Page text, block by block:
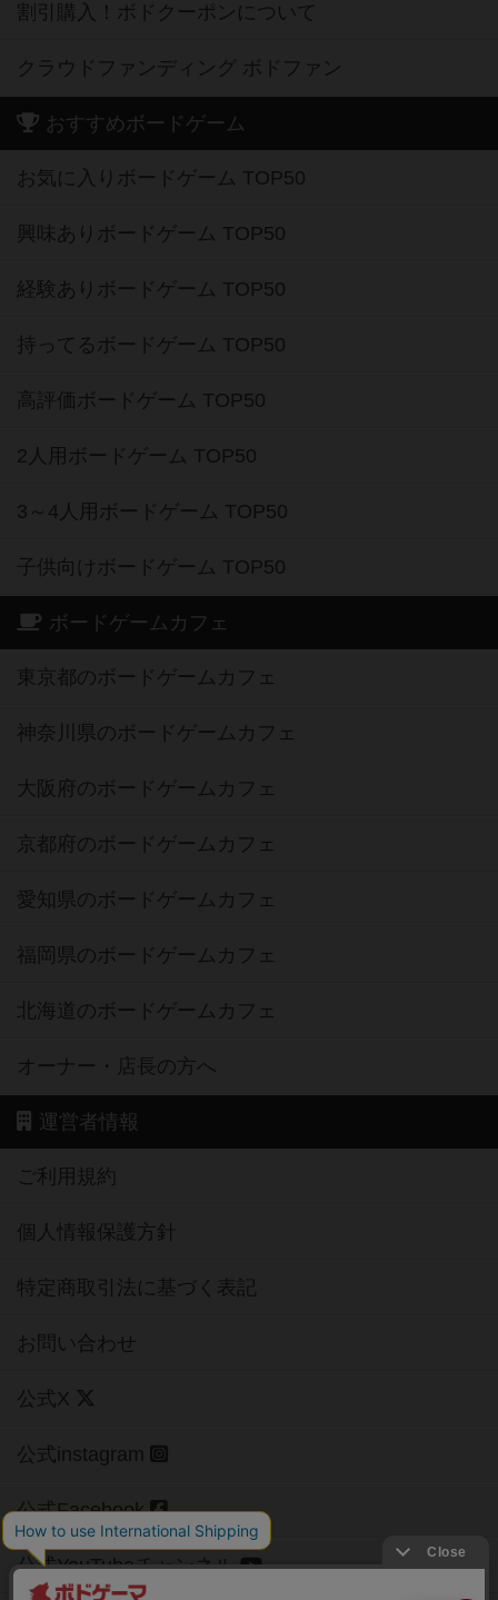
割引購入！ボドクーポンについて
クラウドファンディング ボドファン
おすすめボードゲーム
お気に入りボードゲーム TOP50
興味ありボードゲーム TOP50
経験ありボードゲーム TOP50
持ってるボードゲーム TOP50
高評価ボードゲーム TOP50
2人用ボードゲーム TOP50
3～4人用ボードゲーム TOP50
子供向けボードゲーム TOP50
ボードゲームカフェ
東京都のボードゲームカフェ
神奈川県のボードゲームカフェ
大阪府のボードゲームカフェ
京都府のボードゲームカフェ
愛知県のボードゲームカフェ
福岡県のボードゲームカフェ
北海道のボードゲームカフェ
オーナー・店長の方へ
運営者情報
ご利用規約
個人情報保護方針
特定商取引法に基づく表記
お問い合わせ
公式X
公式instagram
公式Facebook
公式YouTubeチャンネル